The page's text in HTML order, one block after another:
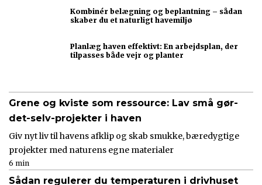
Kombinér belægning og beplantning – sådan
skaber du et naturligt havemiljø
Planlæg haven effektivt: En arbejdsplan, der
tilpasses både vejr og planter
Grene og kviste som ressource: Lav små gør-
det-selv-projekter i haven
Giv nyt liv til havens afklip og skab smukke, bæredygtige
projekter med naturens egne materialer
6 min
Sådan regulerer du temperaturen i drivhuset